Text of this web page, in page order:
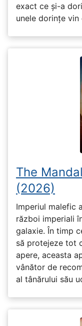
exact ce și-a
unele dorințe vin
The
(2026)
Imperiul malefic
război imperiali
galaxie. În timp
să protejeze tot
apere, aceasta
vânător de
al tânărului său